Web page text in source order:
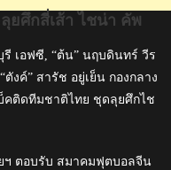
ยศึกสี่เส้า ไชน่า คัพ
เอฟซี, “ต้น” นฤบดินทร์ วีร
งค์” สารัช อยู่เย็น กองกลาง
คติดทีมชาติไทย ชุดลุยศึกไช
ฯ ตอบรับ สมาคมฟุตบอลจีน